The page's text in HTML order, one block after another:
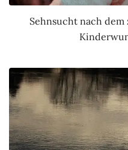
Sehnsucht nach